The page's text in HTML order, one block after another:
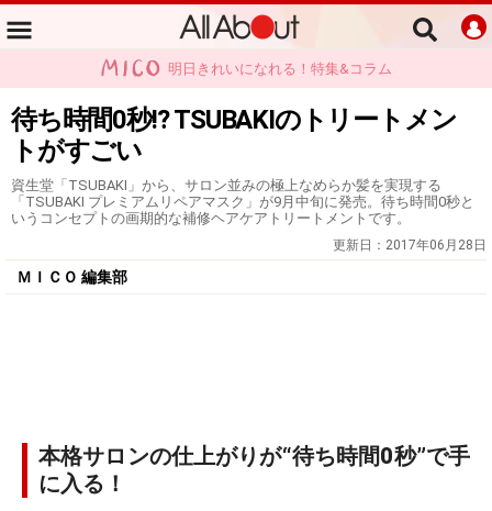
明日きれいになれる！特集&コラム
待ち時間0秒!? TSUBAKIのトリートメン
トがすごい
資生堂「TSUBAKI」から、サロン並みの極上なめらか髪を実現する
「TSUBAKI プレミアムリペアマスク」が9月中旬に発売。待ち時間0秒と
いうコンセプトの画期的な補修ヘアケアトリートメントです。
更新日： 2017年06月28日
ＭＩＣＯ 編集部
本格サロンの仕上がりが“待ち時間0秒”で手
に入る！